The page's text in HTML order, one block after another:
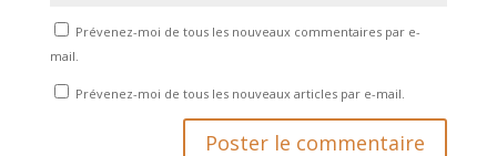
Prévenez-moi de tous les nouveaux commentaires par e-
mail.
Prévenez-moi de tous les nouveaux articles par e-mail.